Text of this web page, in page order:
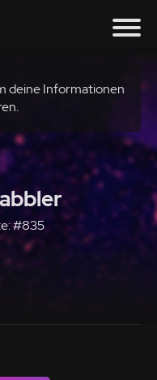
deine Informationen
#835